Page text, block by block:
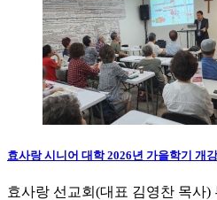
효사랑 시니어 대학 2026년 가을학기 개
효사랑 선교회(대표 김영찬 목사